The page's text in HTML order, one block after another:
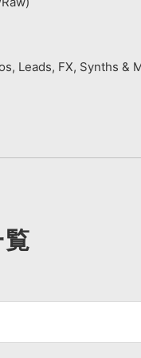
Leads, FX, Synths &